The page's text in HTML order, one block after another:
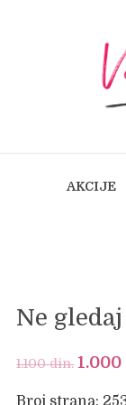
AKCIJE
Ne
1.100din. 1.000
Broj strana: